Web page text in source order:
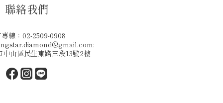
聯絡我們
專線：02-2509-0908
中山區民生東路三段13號2樓